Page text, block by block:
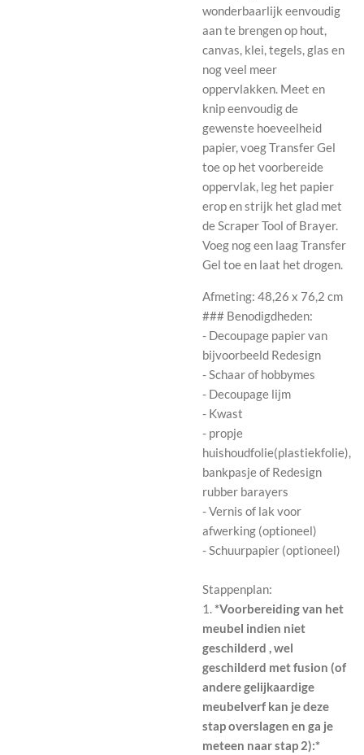
wonderbaarlijk eenvoudig
aan te brengen op hout,
canvas, klei, tegels, glas en
nog veel meer
oppervlakken. Meet en
knip eenvoudig de
gewenste hoeveelheid
papier, voeg Transfer Gel
toe op het voorbereide
oppervlak, leg het papier
erop en strijk het glad met
de Scraper Tool of Brayer.
Voeg nog een laag Transfer
Gel toe en laat het drogen.
Afmeting: 48,26 x 76,2 cm
### Benodigdheden:
- Decoupage papier van
bijvoorbeeld Redesign
- Schaar of hobbymes
- Decoupage lijm
- Kwast
- propje
huishoudfolie(plastiekfolie),
bankpasje of Redesign
rubber barayers
- Vernis of lak voor
afwerking (optioneel)
- Schuurpapier (optioneel)
Stappenplan:
1.*Voorbereiding van het
meubel indien niet
geschilderd , wel
geschilderd met fusion (of
andere gelijkaardige
meubelverf kan je deze
stap overslagen en ga je
meteen naar stap 2):*